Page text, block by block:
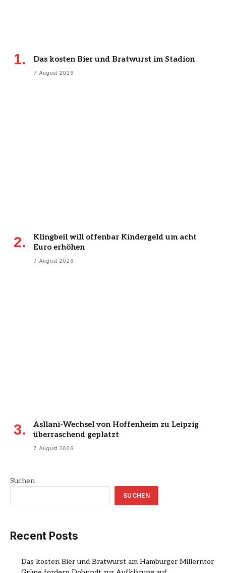
Das kosten Bier und Bratwurst im Stadion
7 August 2026
Klingbeil will offenbar Kindergeld um acht
Euro erhöhen
7 August 2026
Asllani-Wechsel von Hoffenheim zu Leipzig
überraschend geplatzt
7 August 2026
Suchen
SUCHEN
Recent Posts
Das kosten Bier und Bratwurst am Hamburger Millerntor